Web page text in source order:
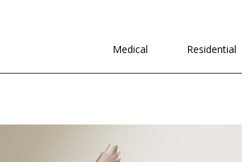
Residential
Medical